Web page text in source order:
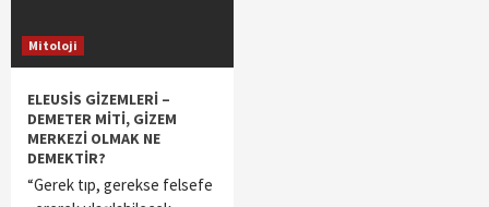
Mitoloji
ELEUSİS GİZEMLERİ –
DEMETER MİTİ, GİZEM
MERKEZİ OLMAK NE
DEMEKTİR?
“Gerek tıp, gerekse felsefe